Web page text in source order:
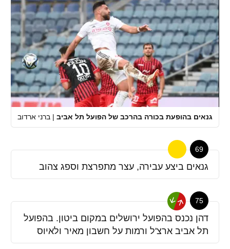
גנאים בהופעת בכורה בהרכב של הפועל תל אביב | ברני ארדוב
69
גנאים ביצע עבירה, עצר מתפרצת וספג צהוב
75
דהן נכנס בהפועל ירושלים במקום ביטון. בהפועל
תל אביב ארצ'ל ורמות על חשבון מאיר ולאיוס